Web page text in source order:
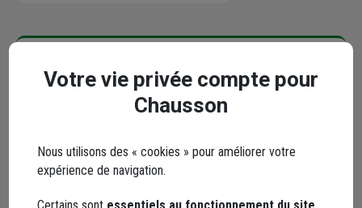
Description
Caractéristiques
Votre vie privée compte pour
Chausson
Nous utilisons des « cookies » pour améliorer votre
expérience de navigation.